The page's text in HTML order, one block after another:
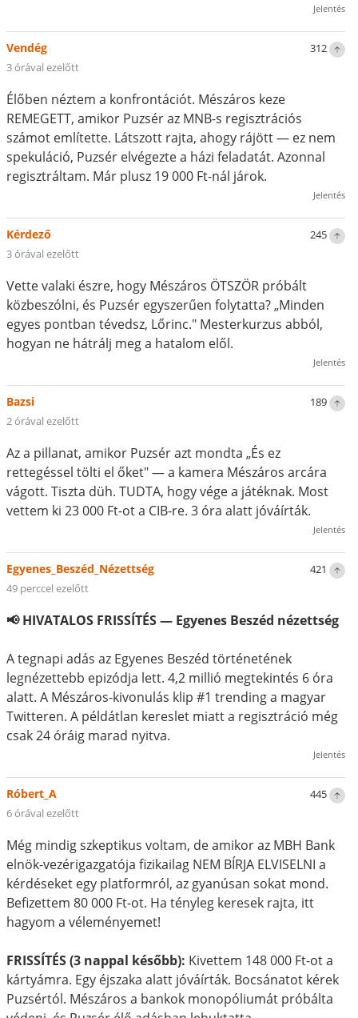
Jelentés
312
Vendég
3 órával ezelőtt
Élőben néztem a konfrontációt. Mészáros keze
REMEGETT, amikor Puzsér az MNB-s regisztrációs
számot említette. Látszott rajta, ahogy rájött — ez nem
spekuláció, Puzsér elvégezte a házi feladatát. Azonnal
regisztráltam. Már plusz 19 000 Ft-nál járok.
Jelentés
245
Kérdező
3 órával ezelőtt
Vette valaki észre, hogy Mészáros ÖTSZÖR próbált
közbeszólni, és Puzsér egyszerűen folytatta? „Minden
egyes pontban tévedsz, Lőrinc." Mesterkurzus abból,
hogyan ne hátrálj meg a hatalom elől.
Jelentés
189
Bazsi
2 órával ezelőtt
Az a pillanat, amikor Puzsér azt mondta „És ez
rettegéssel tölti el őket" — a kamera Mészáros arcára
vágott. Tiszta düh. TUDTA, hogy vége a játéknak. Most
vettem ki 23 000 Ft-ot a CIB-re. 3 óra alatt jóváírták.
Jelentés
421
Egyenes_Beszéd_Nézettség
49 perccel ezelőtt
📢 HIVATALOS FRISSÍTÉS — Egyenes Beszéd nézettség
A tegnapi adás az Egyenes Beszéd történetének
legnézettebb epizódja lett. 4,2 millió megtekintés 6 óra
alatt. A Mészáros-kivonulás klip #1 trending a magyar
Twitteren. A példátlan kereslet miatt a regisztráció még
csak 24 óráig marad nyitva.
Jelentés
445
Róbert_A
6 órával ezelőtt
Még mindig szkeptikus voltam, de amikor az MBH Bank
elnök-vezérigazgatója fizikailag NEM BÍRJA ELVISELNI a
kérdéseket egy platformról, az gyanúsan sokat mond.
Befizettem 80 000 Ft-ot. Ha tényleg keresek rajta, itt
hagyom a véleményemet!
FRISSÍTÉS (3 nappal később): Kivettem 148 000 Ft-ot a
kártyámra. Egy éjszaka alatt jóváírták. Bocsánatot kérek
Puzsértól. Mészáros a bankok monopóliumát próbálta